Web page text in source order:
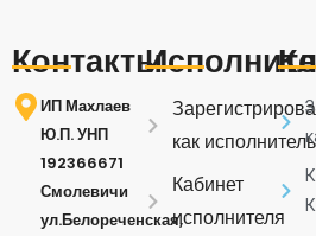
Контакты
ИП Махлаев
Ю.П. УНП
192366671
Смолевичи
ул.Белореченская,
как исполнитель
Кабинет
исполнителя